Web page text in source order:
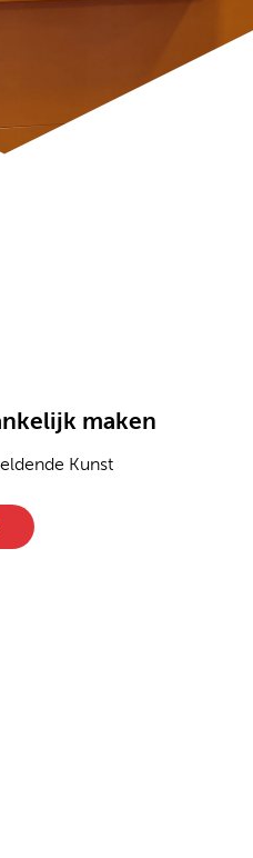
maken
Kunst